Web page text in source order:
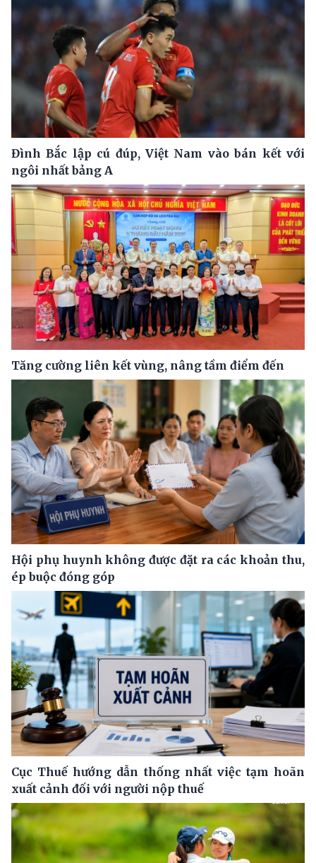
Đình Bắc lập cú đúp, Việt Nam vào bán kết với
ngôi nhất bảng A
Tăng cường liên kết vùng, nâng tầm điểm đến
Hội phụ huynh không được đặt ra các khoản thu,
ép buộc đóng góp
Cục Thuế hướng dẫn thống nhất việc tạm hoãn
xuất cảnh đối với người nộp thuế